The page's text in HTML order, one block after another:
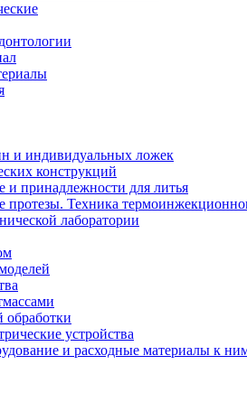
и индивидуальных ложек
конструкций
и принадлежности для литья
протезы. Техника
лаборатории
обработки
устройства
и расходные материалы к